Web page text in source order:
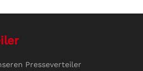
Presseverteiler